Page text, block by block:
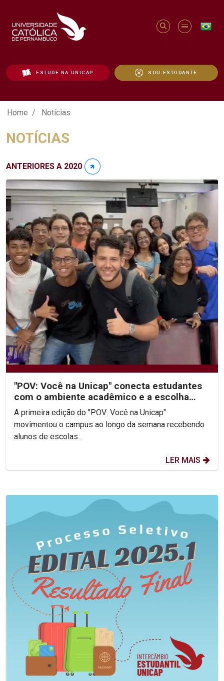
ESTUDE NA UNICAP SOU ESTUDANTE
Notícias - Unicap
Home Notícias
NOTÍCIAS
ANTERIORES A 2020
"POV: Você na Unicap" conecta estudantes
com o ambiente acadêmico e a escolha
profissional
A primeira edição do "POV: Você na Unicap"
movimentou o campus ao longo da semana recebendo
alunos de escolas...
LER MAIS